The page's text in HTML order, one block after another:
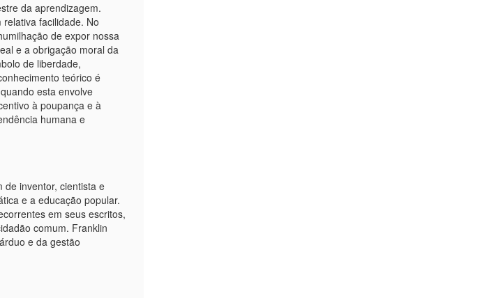
da aprendizagem.
facilidade. No
de expor nossa
e a obrigação moral da
de liberdade,
teórico é
esta envolve
à poupança e à
humana e
de inventor, cientista e
e a educação popular.
em seus escritos,
comum. Franklin
e da gestão